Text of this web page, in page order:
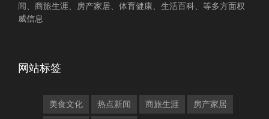
闻、商旅生涯、房产家居、体育健康、生活百科、等多方面权
威信息
网站标签
美食文化 热点新闻 商旅生涯 房产家居